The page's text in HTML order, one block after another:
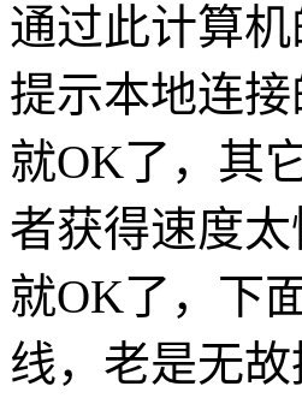
通过此计算
提示本地连
就OK了，其
者获得速度
就OK了，下
线，老是无